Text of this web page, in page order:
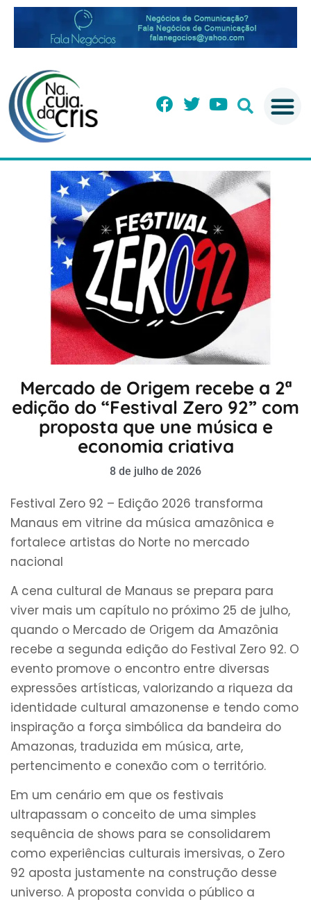
Mercado de Origem recebe a 2ª
edição do “Festival Zero 92” com
proposta que une música e
economia criativa
8 de julho de 2026
Festival Zero 92 – Edição 2026 transforma
Manaus em vitrine da música amazônica e
fortalece artistas do Norte no mercado
nacional
A cena cultural de Manaus se prepara para
viver mais um capítulo no próximo 25 de julho,
quando o Mercado de Origem da Amazônia
recebe a segunda edição do Festival Zero 92. O
evento promove o encontro entre diversas
expressões artísticas, valorizando a riqueza da
identidade cultural amazonense e tendo como
inspiração a força simbólica da bandeira do
Amazonas, traduzida em música, arte,
pertencimento e conexão com o território.
Em um cenário em que os festivais
ultrapassam o conceito de uma simples
sequência de shows para se consolidarem
como experiências culturais imersivas, o Zero
92 aposta justamente na construção desse
universo. A proposta convida o público a